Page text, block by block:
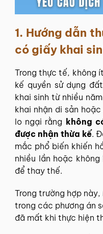
1. Hướng dẫn
có giấy khai
Trong thực tế, không
kế quyền sử dụng
khai sinh từ nhiều
khai nhận di sản
lo ngại rằng không
được nhận thừa kế.
mắc phổ biến khiến
nhiều lần hoặc
để thay thế.
Trong trường hợp
trong các phương án
đã mất khi thực hiện